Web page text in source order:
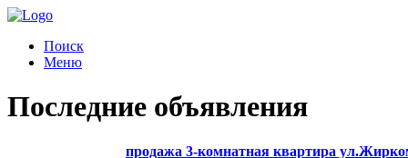
Поиск
Меню
Последние объявления
продажа 3-комнатная квартира